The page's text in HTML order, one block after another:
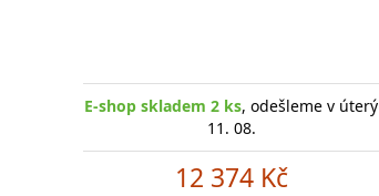
E-shop skladem 2 ks, odešleme v úterý
11. 08.
12 374 Kč